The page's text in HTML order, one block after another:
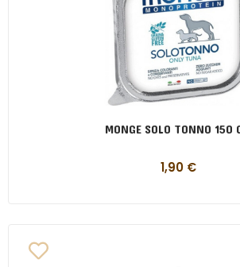
MONGE SOLO TONNO 150
1,90 €